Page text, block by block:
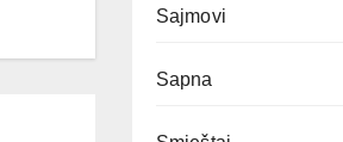
Sajmovi
Sapna